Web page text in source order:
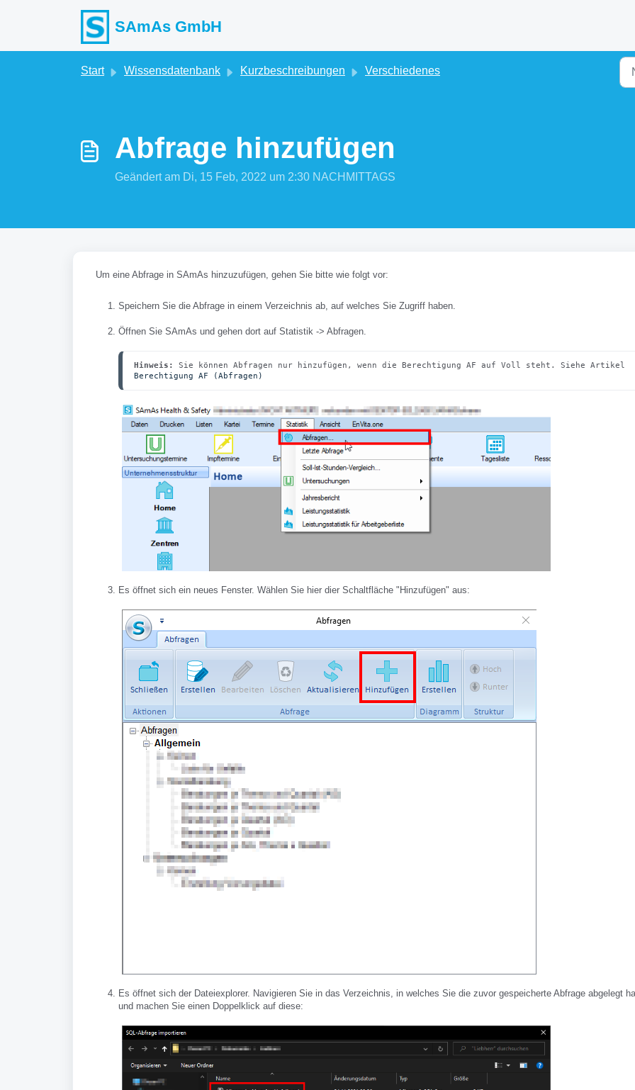
SAmAs GmbH
Start Wissensdatenbank Kurzbeschreibungen Verschiedenes
Abfrage hinzufügen
Geändert am Di, 15 Feb, 2022 um 2:30 NACHMITTAGS
Um eine Abfrage in SAmAs hinzuzufügen, gehen Sie bitte wie folgt vor:
Speichern Sie die Abfrage in einem Verzeichnis ab, auf welches Sie Zugriff haben.
Öffnen Sie SAmAs und gehen dort auf Statistik -> Abfragen.
Hinweis:
Berechtigung AF (Abfragen)
Es öffnet sich ein neues Fenster. Wählen Sie hier dier Schaltfläche "Hinzufügen" aus:
Es öffnet sich der Dateiexplorer. Navigieren Sie in das Verzeichnis, in welches Sie die zuvor gespeicherte Abfrage abgelegt
und machen Sie einen Doppelklick auf diese: